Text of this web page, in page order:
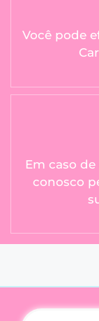
Você pode
Em caso
conosco